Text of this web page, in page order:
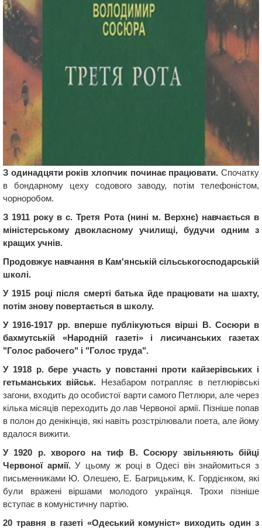
З одинадцяти років хлопчик починає працювати. Спочатку
в бондарному цеху содового заводу, потім телефоністом,
чорноробом.
З 1911 року в с. Третя Рота (нині м. Верхнє) навчається в
міністерському двокласному училищі, будучи одним з
кращих учнів.
Продовжує навчання в Кам'янській сільськогосподарській
школі.
У 1915 році після смерті батька йде працювати на шахту,
потім знову повертається в школу.
У 1916-1917 рр. вперше публікуються вірші В. Сосюри в
бахмутській «Народній газеті» і лисичанських газетах
"Голос рабочего" і "Голос труда".
У 1918 р. бере участь у повстанні проти кайзерівських і
гетьманських військ. Незабаром потрапляє в петлюрівські
загони, входить до особистої варти самого Петлюри, але через
кілька місяців переходить до лав Червоної армії. Пізніше попав
в полон до денікінців, які навіть розстрілювали поета, але йому
вдалося вижити.
У 1920 р. хворого на тиф В. Сосюру звільняють бійці
Червоної армії.У цьому ж році в Одесі він знайомиться з
письменниками Ю. Олешею, Е. Багрицьким, К. Гордієнком, які
були вражені віршами молодого українця. Трохи пізніше
вступає в комуністичну партію.
20 травня в газеті «Одеський комуніст» виходить один з